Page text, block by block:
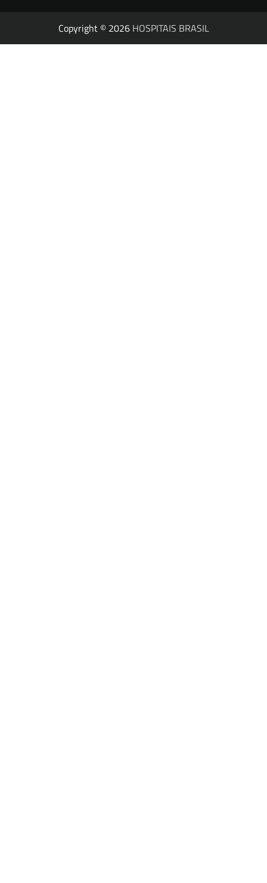
Copyright © 2026 HOSPITAIS BRASIL